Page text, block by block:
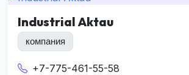
Industrial Aktau
компания
+7-775-461-55-58